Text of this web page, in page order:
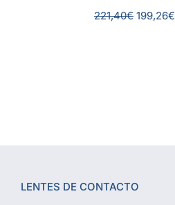
221,40€ 199,26€
LENTES DE CONTACTO